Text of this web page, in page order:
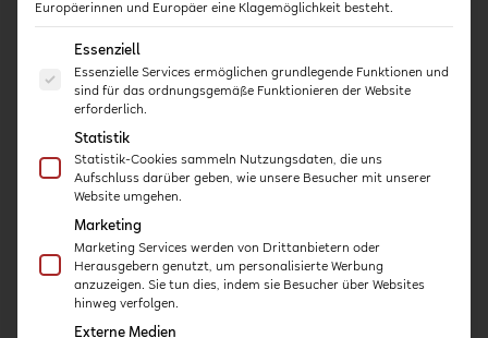
Informationsmaterial der
Karg-Stiftung
Die Karg-Stiftung hat in einer kostenfreien
Broschüre Fragen und Antworten zu hoher
kognitiver Begabung im Kita-Alter
zusammengestellt.
ZUR BROSCHÜRE
Europäerinnen und Europäer eine Klagemöglichkeit besteht.
Es folgt eine Liste der Service-Gruppen, für die eine
Essenziell
Essenzielle Services ermöglichen grundlegende Funktionen und
sind für das ordnungsgemäße Funktionieren der Website
erforderlich.
Statistik
Statistik-Cookies sammeln Nutzungsdaten, die uns
Aufschluss darüber geben, wie unsere Besucher mit unserer
Website umgehen.
Marketing
Marketing Services werden von Drittanbietern oder
Herausgebern genutzt, um personalisierte Werbung
anzuzeigen. Sie tun dies, indem sie Besucher über Websites
hinweg verfolgen.
Externe Medien